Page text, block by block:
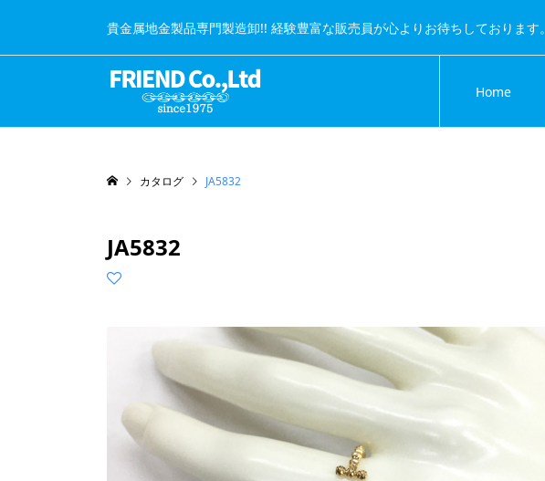
貴金属地金製品専門製造卸!! 経験豊富な販売員が心よりお待ちしております。
Home
カタログ JA5832
JA5832